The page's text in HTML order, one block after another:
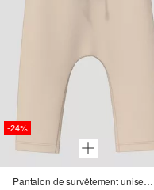
-24%
Pantalon de survêtement unisexe en mélange de coton doux avec taille élastique